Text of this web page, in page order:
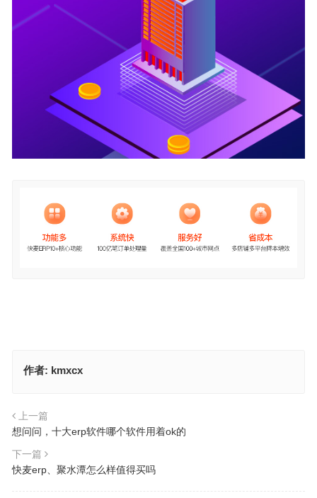
作者: kmxcx
上一篇
想问问，十大erp软件哪个软件用着ok的
下一篇
快麦erp、聚水潭怎么样值得买吗